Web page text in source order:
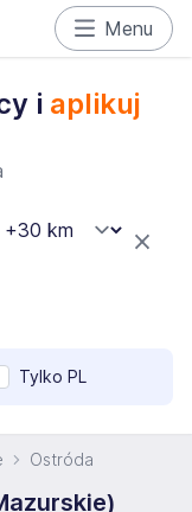
Menu
i aplikuj
Tylko PL
Ostróda